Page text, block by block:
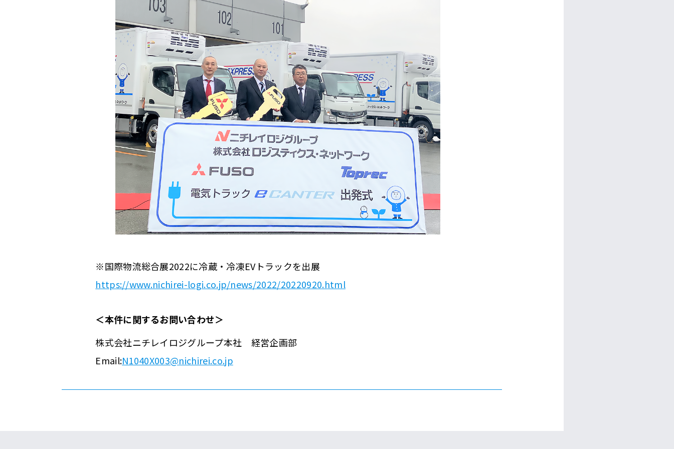
※国際物流総合展2022に冷蔵・冷凍EVトラックを出展
https://www.nichirei-logi.co.jp/news/2022/20220920.html
＜本件に関するお問い合わせ＞
株式会社ニチレイロジグループ本社 経営企画部
Email:N1040X003@nichirei.co.jp